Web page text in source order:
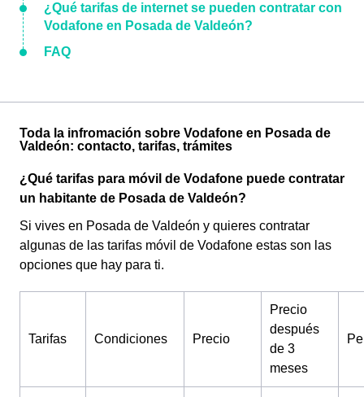
¿Qué tarifas de internet se pueden contratar con
Vodafone en Posada de Valdeón?
FAQ
Toda la infromación sobre Vodafone en Posada de
Valdeón: contacto, tarifas, trámites
¿Qué tarifas para móvil de Vodafone puede contratar
un habitante de Posada de Valdeón?
Si vives en Posada de Valdeón y quieres contratar
algunas de las tarifas móvil de Vodafone estas son las
opciones que hay para ti.
Tarifas Condiciones Precio
Precio
después
de 3
meses